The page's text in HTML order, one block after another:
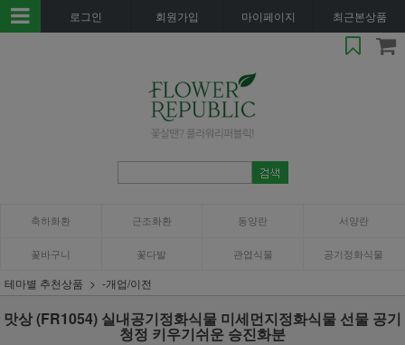
로그인 회원가입 마이페이지 최근본상품
축하화환 근조화환 동양란 서양란
꽃바구니 꽃다발 관엽식물 공기정화식물
테마별 추천상품 -개업/이전
맛상 (FR1054) 실내공기정화식물 미세먼지정화식물 선물 공기
청정 키우기쉬운 승진화분